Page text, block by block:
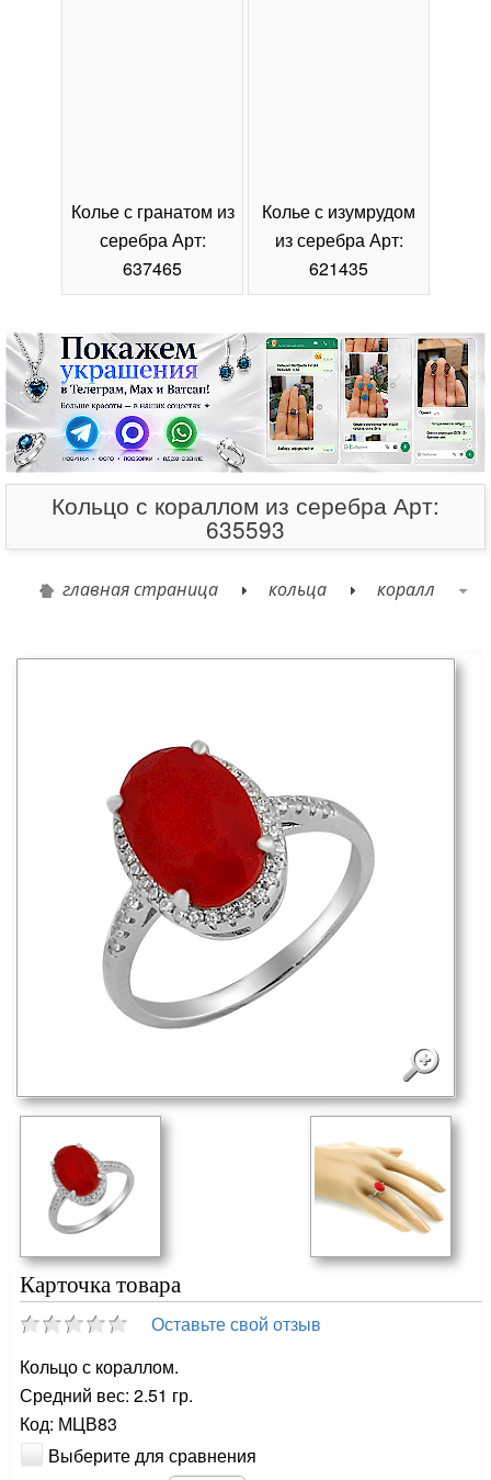
Колье с гранатом из
серебра Арт:
637465
Колье с изумрудом
из серебра Арт:
621435
Кольцо с кораллом из серебра Арт:
635593
главная страница кольца коралл
Карточка товара
Оставьте свой отзыв
Кольцо с кораллом.
Средний вес: 2.51 гр.
Код: МЦВ83
Выберите для сравнения